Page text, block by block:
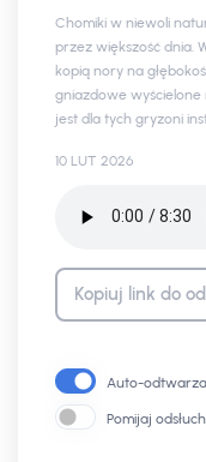
Chomiki w niewoli
przez większość dnia.
kopią nory na
gniazdowe wyścielone
jest dla tych gryzoni
10 LUT 2026
Kopiuj link do
Auto-
Pomijaj